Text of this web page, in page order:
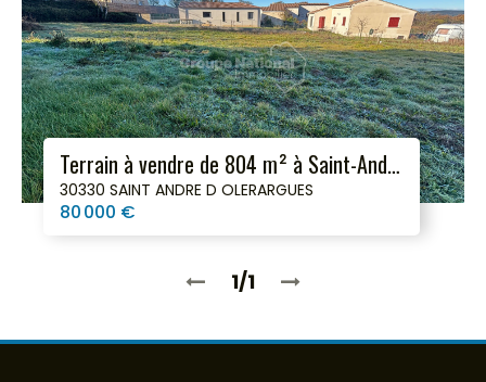
Terrain à vendre de 804 m² à Saint-André-d'olérargues (30330)
30330 SAINT ANDRE D OLERARGUES
80 000 €
1/1